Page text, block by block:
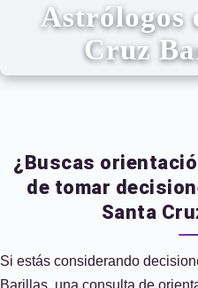
Astrólogos
Cruz
¿Buscas
de tomar
Santa
Si estás considerando
Barillas, una consulta de